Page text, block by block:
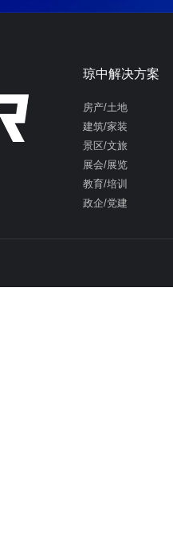
琼中解决方案
房产/土地
建筑/家装
景区/文旅
展会/展览
教育/培训
政企/党建